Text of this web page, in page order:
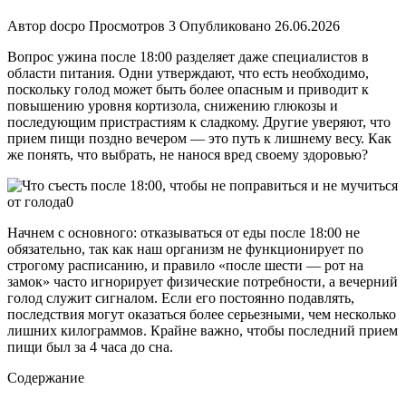
Автор docpo Просмотров 3 Опубликовано 26.06.2026
Вопрос ужина после 18:00 разделяет даже специалистов в
области питания. Одни утверждают, что есть необходимо,
поскольку голод может быть более опасным и приводит к
повышению уровня кортизола, снижению глюкозы и
последующим пристрастиям к сладкому. Другие уверяют, что
прием пищи поздно вечером — это путь к лишнему весу. Как
же понять, что выбрать, не нанося вред своему здоровью?
Начнем с основного: отказываться от еды после 18:00 не
обязательно, так как наш организм не функционирует по
строгому расписанию, и правило «после шести — рот на
замок» часто игнорирует физические потребности, а вечерний
голод служит сигналом. Если его постоянно подавлять,
последствия могут оказаться более серьезными, чем несколько
лишних килограммов. Крайне важно, чтобы последний прием
пищи был за 4 часа до сна.
Содержание